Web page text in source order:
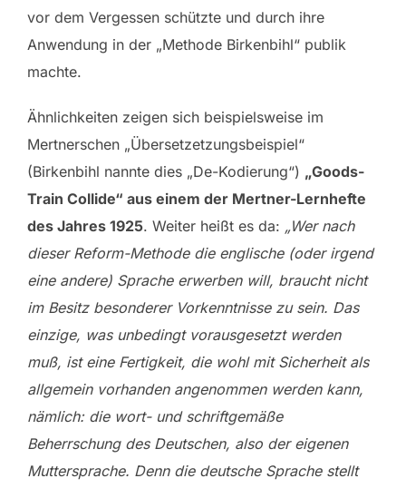
vor dem Vergessen schützte und durch ihre
Anwendung in der „Methode Birkenbihl“ publik
machte.
Ähnlichkeiten zeigen sich beispielsweise im
Mertnerschen „Übersetzetzungsbeispiel“
(Birkenbihl nannte dies „De-Kodierung“) „Goods-
Train Collide“ aus einem der Mertner-Lernhefte
des Jahres 1925. Weiter heißt es da: „Wer nach
dieser Reform-Methode die englische (oder irgend
eine andere) Sprache erwerben will, braucht nicht
im Besitz besonderer Vorkenntnisse zu sein. Das
einzige, was unbedingt vorausgesetzt werden
muß, ist eine Fertigkeit, die wohl mit Sicherheit als
allgemein vorhanden angenommen werden kann,
nämlich: die wort- und schriftgemäße
Beherrschung des Deutschen, also der eigenen
Muttersprache. Denn die deutsche Sprache stellt